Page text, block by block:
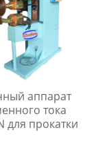
аппарат
тока
для прокатки